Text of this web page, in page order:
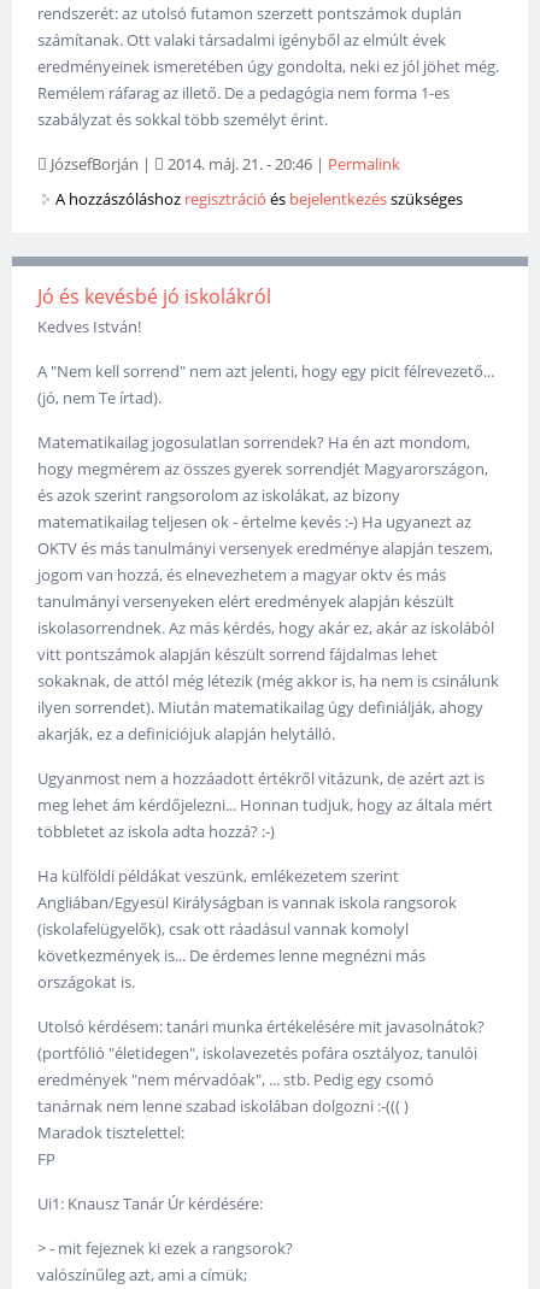
rendszerét: az utolsó futamon szerzett pontszámok duplán
számítanak. Ott valaki társadalmi igényből az elmúlt évek
eredményeinek ismeretében úgy gondolta, neki ez jól jöhet még.
Remélem ráfarag az illető. De a pedagógia nem forma 1-es
szabályzat és sokkal több személyt érint.
JózsefBorján | 2014. máj. 21. - 20:46 | Permalink
A hozzászóláshoz regisztráció és bejelentkezésszükséges
Jó és kevésbé jó iskolákról
Kedves István!
A "Nem kell sorrend" nem azt jelenti, hogy egy picit félrevezető...
(jó, nem Te írtad).
Matematikailag jogosulatlan sorrendek? Ha én azt mondom,
hogy megmérem az összes gyerek sorrendjét Magyarországon,
és azok szerint rangsorolom az iskolákat, az bizony
matematikailag teljesen ok - értelme kevés :-) Ha ugyanezt az
OKTV és más tanulmányi versenyek eredménye alapján teszem,
jogom van hozzá, és elnevezhetem a magyar oktv és más
tanulmányi versenyeken elért eredmények alapján készült
iskolasorrendnek. Az más kérdés, hogy akár ez, akár az iskolából
vitt pontszámok alapján készült sorrend fájdalmas lehet
sokaknak, de attól még létezik (még akkor is, ha nem is csinálunk
ilyen sorrendet). Miután matematikailag úgy definiálják, ahogy
akarják, ez a definiciójuk alapján helytálló.
Ugyanmost nem a hozzáadott értékről vitázunk, de azért azt is
meg lehet ám kérdőjelezni... Honnan tudjuk, hogy az általa mért
többletet az iskola adta hozzá? :-)
Ha külföldi példákat veszünk, emlékezetem szerint
Angliában/Egyesül Királyságban is vannak iskola rangsorok
(iskolafelügyelők), csak ott ráadásul vannak komolyl
következmények is... De érdemes lenne megnézni más
országokat is.
Utolsó kérdésem: tanári munka értékelésére mit javasolnátok?
(portfólió "életidegen", iskolavezetés pofára osztályoz, tanulói
eredmények "nem mérvadóak", ... stb. Pedig egy csomó
tanárnak nem lenne szabad iskolában dolgozni :-((( )
Maradok tisztelettel:
FP
Ui1: Knausz Tanár Úr kérdésére:
> - mit fejeznek ki ezek a rangsorok?
valószínűleg azt, ami a címük;